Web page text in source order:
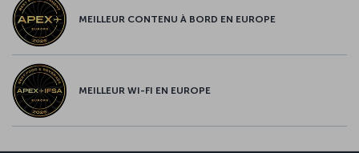
MEILLEUR CONTENU À BORD EN EUROPE
MEILLEUR WI-FI EN EUROPE